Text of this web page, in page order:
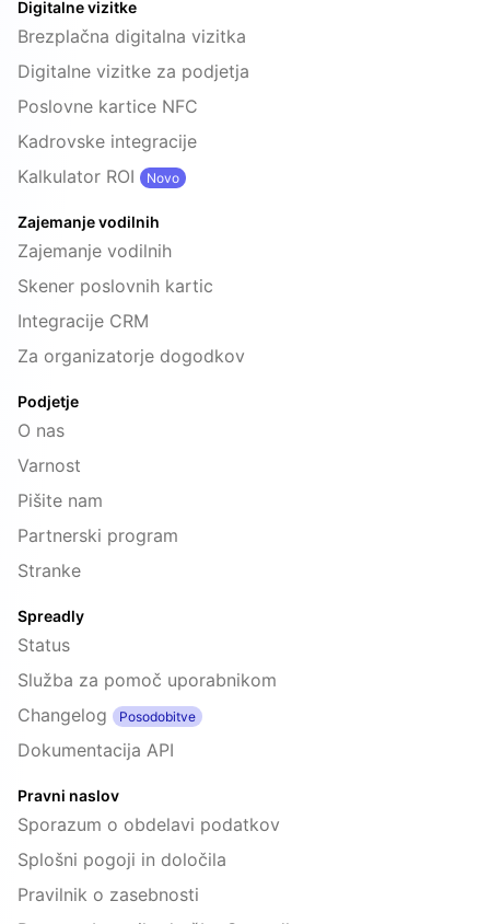
Digitalne vizitke
Brezplačna digitalna vizitka
Digitalne vizitke za podjetja
Poslovne kartice NFC
Kadrovske integracije
Kalkulator ROI
Novo
Zajemanje vodilnih
Zajemanje vodilnih
Skener poslovnih kartic
Integracije CRM
Za organizatorje dogodkov
Podjetje
O nas
Varnost
Pišite nam
Partnerski program
Stranke
Spreadly
Status
Služba za pomoč uporabnikom
Changelog
Posodobitve
Dokumentacija API
Pravni naslov
Sporazum o obdelavi podatkov
Splošni pogoji in določila
Pravilnik o zasebnosti